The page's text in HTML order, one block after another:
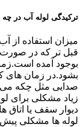
ترکیدگی لوله آب در
میزان استفاده از
قبل تر که در صورت
بوجود آمده
بشود.در زمان های
صدایی مثل چکه می
زیاد مشکلی برای
دیوار سقف یا
لوله ها مشکلی پیش